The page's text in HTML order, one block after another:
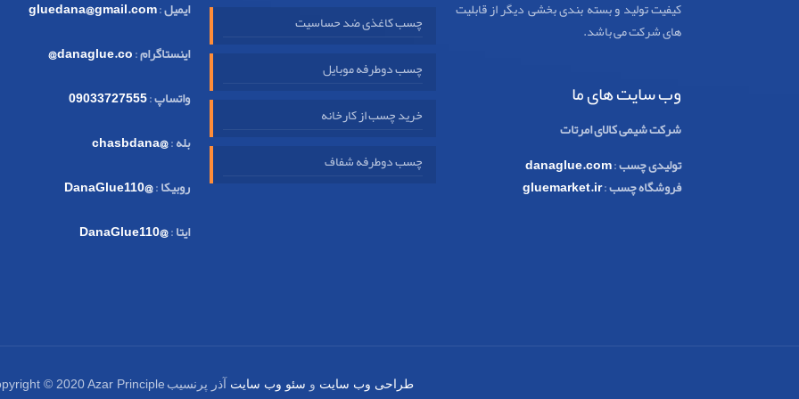
کیفیت تولید و بسته بندی بخشی دیگر از قابلیت
های شرکت می باشد.
وب سایت های ما
شرکت شیمی کالای امرتات
تولیدی چسب:
danaglue.com
فروشگاه چسب:
gluemarket.ir
چسب کاغذی ضد حساسیت
چسب دوطرفه موبایل
خرید چسب از کارخانه
چسب دوطرفه شفاف
ایمیل:
gluedana@gmail.com
اینستاگرام:
danaglue.co@
واتساپ:
09033727555
بله:
@chasbdana
روبیکا:
@DanaGlue110
ایتا:
@DanaGlue110
طراحی وب سایت و سئو وب سایت آذر پرنسیب © 2020 Azar Principle